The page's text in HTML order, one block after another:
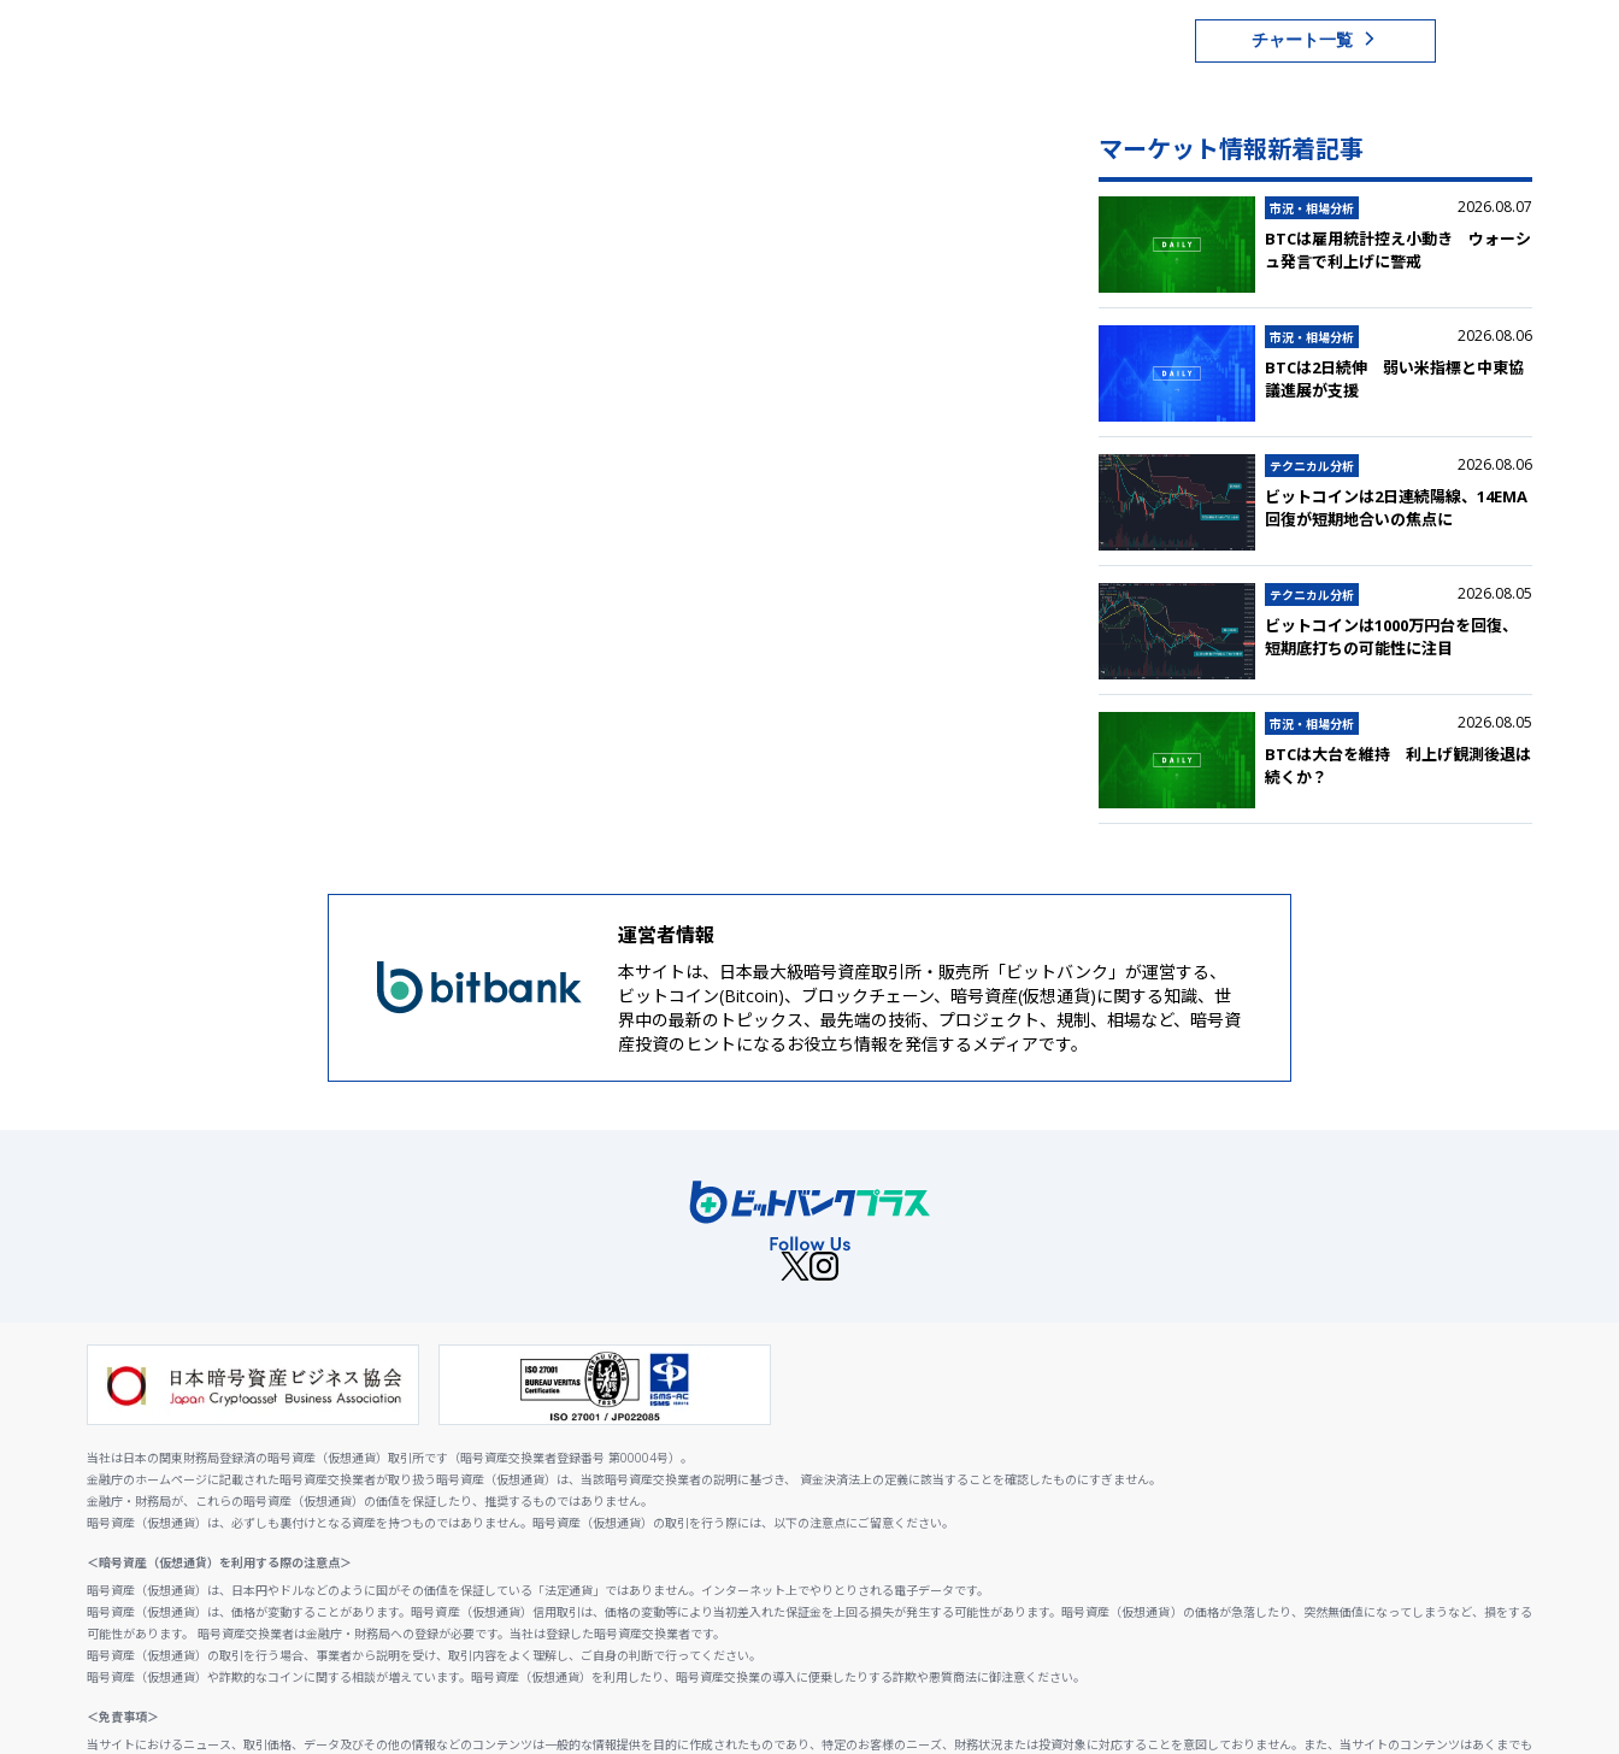
チャート一覧
マーケット情報新着記事
市況・相場分析 2026.08.07
BTCは雇用統計控え小動き ウォーシ
ュ発言で利上げに警戒
市況・相場分析 2026.08.06
BTCは2日続伸 弱い米指標と中東協
議進展が支援
テクニカル分析 2026.08.06
ビットコインは2日連続陽線、14EMA
回復が短期地合いの焦点に
テクニカル分析 2026.08.05
ビットコインは1000万円台を回復、
短期底打ちの可能性に注目
市況・相場分析 2026.08.05
BTCは大台を維持 利上げ観測後退は
続くか？
運営者情報
本サイトは、日本最大級暗号資産取引所・販売所「ビットバンク」が運営する、
ビットコイン(Bitcoin)、ブロックチェーン、暗号資産(仮想通貨)に関する知識、世
界中の最新のトピックス、最先端の技術、プロジェクト、規制、相場など、暗号資
産投資のヒントになるお役立ち情報を発信するメディアです。
当社は日本の関東財務局登録済の暗号資産（仮想通貨）取引所です（暗号資産交換業者登録番号 第00004号）。
金融庁のホームページに記載された暗号資産交換業者が取り扱う暗号資産（仮想通貨）は、当該暗号資産交換業者の説明に基づき、 資金決済法上の定義に該当することを確認したものにすぎません。
金融庁・財務局が、これらの暗号資産（仮想通貨）の価値を保証したり、推奨するものではありません。
暗号資産（仮想通貨）は、必ずしも裏付けとなる資産を持つものではありません。暗号資産（仮想通貨）の取引を行う際には、以下の注意点にご留意ください。
＜暗号資産（仮想通貨）を利用する際の注意点＞
暗号資産（仮想通貨）は、日本円やドルなどのように国がその価値を保証している「法定通貨」ではありません。インターネット上でやりとりされる電子データです。
暗号資産（仮想通貨）は、価格が変動することがあります。暗号資産（仮想通貨）信用取引は、価格の変動等により当初差入れた保証金を上回る損失が発生する可能性があります。暗号資産（仮想通貨）の価格が急落したり、突然無価値になってしまうなど、損をする
可能性があります。 暗号資産交換業者は金融庁・財務局への登録が必要です。当社は登録した暗号資産交換業者です。
暗号資産（仮想通貨）の取引を行う場合、事業者から説明を受け、取引内容をよく理解し、ご自身の判断で行ってください。
暗号資産（仮想通貨）や詐欺的なコインに関する相談が増えています。暗号資産（仮想通貨）を利用したり、暗号資産交換業の導入に便乗したりする詐欺や悪質商法に御注意ください。
＜免責事項＞
当サイトにおけるニュース、取引価格、データ及びその他の情報などのコンテンツは一般的な情報提供を目的に作成されたものであり、特定のお客様のニーズ、財務状況または投資対象に対応することを意図しておりません。また、当サイトのコンテンツはあくまでも